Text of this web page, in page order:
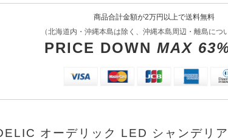
商品合計金額が2万円以上で送料無料
（北海道内・沖縄本島は除く、沖縄本島周辺・離島につ
PRICE DOWN MAX
オーデリック LED シャンデリ